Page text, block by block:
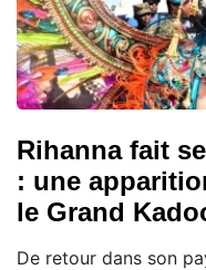
Rihanna fait
: une
le Grand
De retour dans son